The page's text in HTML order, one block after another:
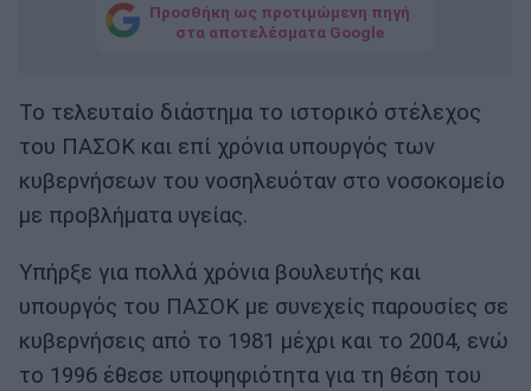
Προσθήκη ως προτιμώμενη πηγή
στα αποτελέσματα Google
Το τελευταίο διάστημα το ιστορικό στέλεχος
του ΠΑΣΟΚ και επί χρόνια υπουργός των
κυβερνήσεων του νοσηλευόταν στο νοσοκομείο
με προβλήματα υγείας.
Υπήρξε για πολλά χρόνια βουλευτής και
υπουργός του ΠΑΣΟΚ με συνεχείς παρουσίες σε
κυβερνήσεις από το 1981 μέχρι και το 2004, ενώ
το 1996 έθεσε υποψηφιότητα για τη θέση του